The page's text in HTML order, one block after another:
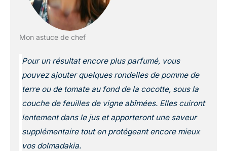
Mon astuce de chef
Pour un résultat encore plus parfumé, vous
pouvez ajouter quelques rondelles de pomme de
terre ou de tomate au fond de la cocotte, sous la
couche de feuilles de vigne abîmées. Elles cuiront
lentement dans le jus et apporteront une saveur
supplémentaire tout en protégeant encore mieux
vos dolmadakia.